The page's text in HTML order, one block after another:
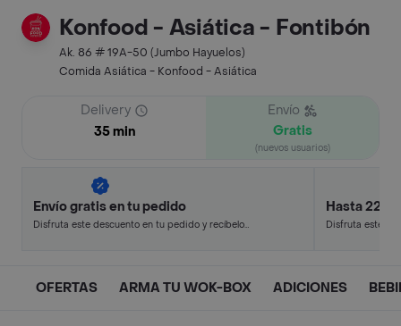
Konfood - Asiática - Fontibón
Ak. 86 # 19A-50 (Jumbo Hayuelos)
Comida Asiática - Konfood - Asiática
Delivery
35 min
Envío
Gratis
(nuevos usuarios)
Envío gratis en tu pedido
Disfruta este descuento en tu pedido y recíbelo
Hasta 22%
Disfruta este
OFERTAS ARMA TU WOK-BOX ADICIONES